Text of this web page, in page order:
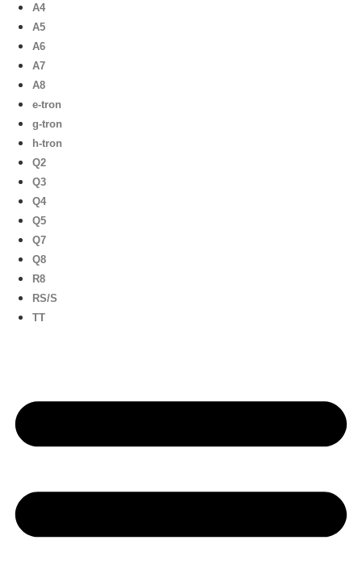
A4
A5
A6
A7
A8
e-tron
g-tron
h-tron
Q2
Q3
Q4
Q5
Q7
Q8
R8
RS/S
TT